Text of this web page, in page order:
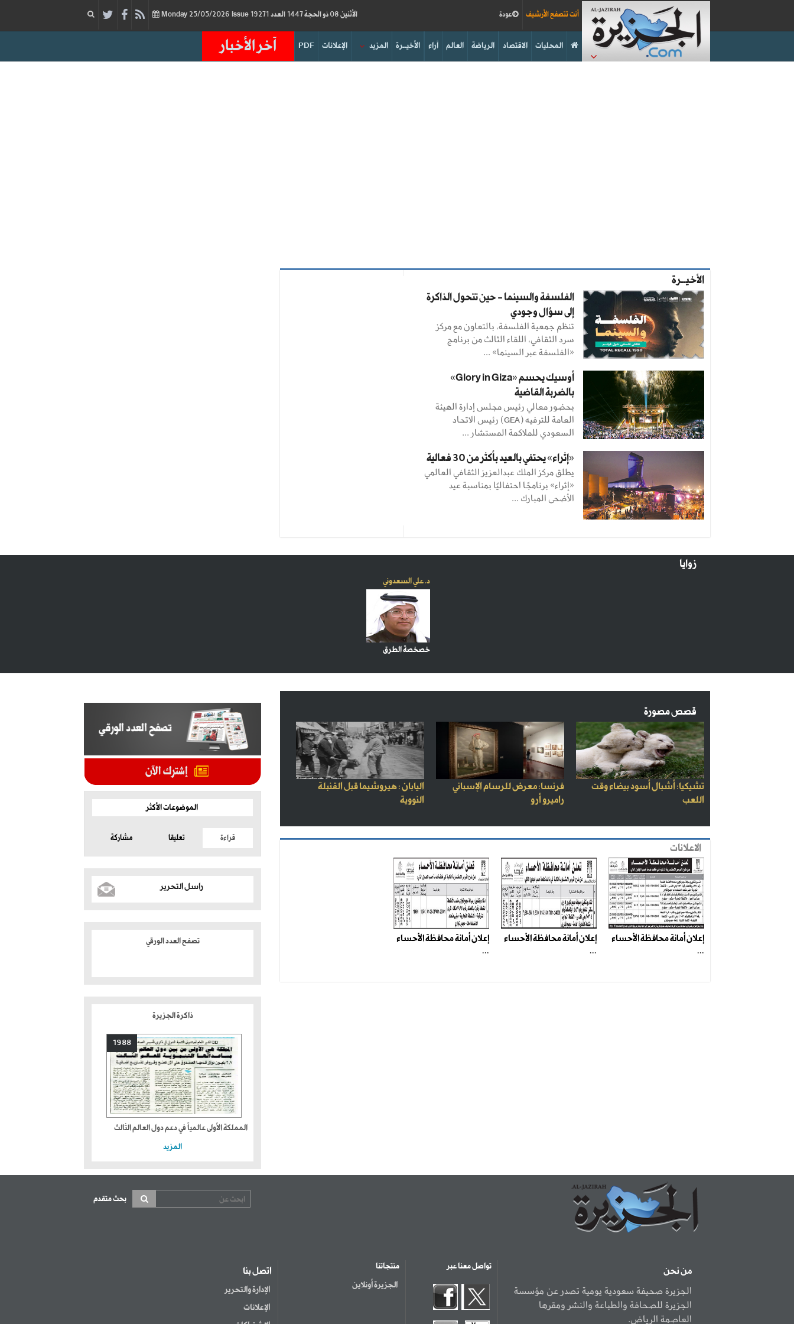
الأثنين 08 ذو الحجة 1447 العدد 19271 25/05/2026 Issue عودة أنت تتصفح الأرشيف
آخر الأخبار PDF الإعلانات المزيد الأخيــرة آراء العالم الرياضة الاقتصاد المحليات
الأخيــرة
الفلسفة والسينما - حين تتحول الذاكرة
إلى سؤال وجودي
تنظم جمعية الفلسفة، بالتعاون مع مركز
سرد الثقافي، اللقاء الثالث من برنامج
«الفلسفة عبر السينما» ...
أوسيك يحسم «Glory in Giza»
بالضربة القاضية
بحضور معالي رئيس مجلس إدارة الهيئة
العامة للترفيه (GEA) رئيس الاتحاد
السعودي للملاكمة المستشار ...
«إثراء» يحتفي بالعيد بأكثر من 30 فعالية
يطلق مركز الملك عبدالعزيز الثقافي العالمي
«إثراء» برنامجًا احتفاليًا بمناسبة عيد
الأضحى المبارك ...
زوايا
د. علي السعدوني
خصخصة الطرق
قصص مصورة
تشيكيا: أشبال أسود بيضاء وقت
اللعب
فرنسا: معرض للرسام الإسباني
راميرو أرو
اليابان : هيروشيما قبل القنبلة
النووية
الاعلانات
إعلان أمانة محافظة الأحساء
...
إعلان أمانة محافظة الأحساء
...
إعلان أمانة محافظة الأحساء
...
الموضوعات الأكثر
قراءة تعليقا مشاركة
راسل التحرير
تصفح العدد الورقي
ذاكرة الجزيرة
1988
المملكة الأولى عالمياً في دعم دول العالم الثالث
المزيد
بحث متقدم
من نحن
الجزيرة صحيفة سعودية يومية تصدر عن مؤسسة
الجزيرة للصحافة والطباعة والنشر ومقرها
العاصمة الرياض.
تواصل معنا عبر منتجاتنا
الجزيرة أونلاين
اتصل بنا
الإدارة والتحرير
الإعلانات